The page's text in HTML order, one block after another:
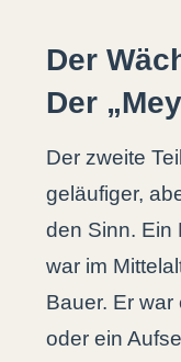
Der
Der
Der zweite
geläufiger,
den Sinn. Ein
war im
Bauer. Er war
oder ein